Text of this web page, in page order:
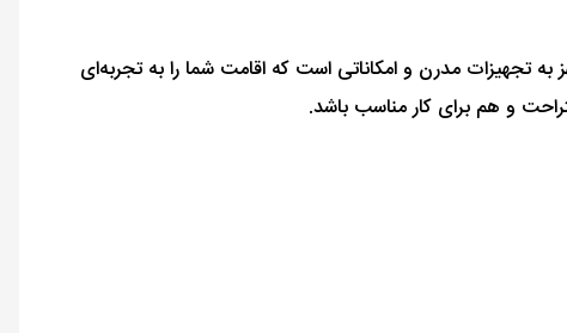
تجهیزات مدرن و امکاناتی است که اقامت شما را به تجربه‌ای
و هم برای کار مناسب باشد.